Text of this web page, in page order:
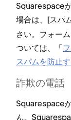
Squarespace
場合は⁠、[⁠スパ
さい⁠。フ⁠ォ⁠ー
ついては⁠、「⁠
スパムを防止
詐欺の電話
Squarespace
ん⁠。